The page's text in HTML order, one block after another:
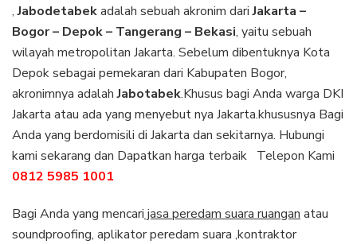
,Jabodetabekadalah sebuah akronim dariJakarta –
Bogor – Depok – Tangerang – Bekasi, yaitu sebuah
wilayah metropolitan Jakarta. Sebelum dibentuknya Kota
Depok sebagai pemekaran dari Kabupaten Bogor,
akronimnya adalahJabotabek.Khusus bagi Anda warga DKI
Jakarta atau ada yang menyebut nya Jakarta.khususnya Bagi
Anda yang berdomisili di Jakarta dan sekitarnya. Hubungi
kami sekarang dan Dapatkan harga terbaik Telepon Kami
0812 5985 1001
Bagi Anda yang mencari jasa peredam suara ruangan atau
soundproofing, aplikator peredam suara ,kontraktor